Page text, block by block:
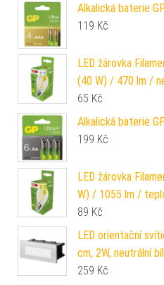
Alkalická baterie
119 Kč
LED žárovka
(40 W) / 470 lm /
65 Kč
Alkalická baterie
199 Kč
LED žárovka
W) / 1055 lm /
89 Kč
LED orientační
cm, 2W, neutrální
259 Kč